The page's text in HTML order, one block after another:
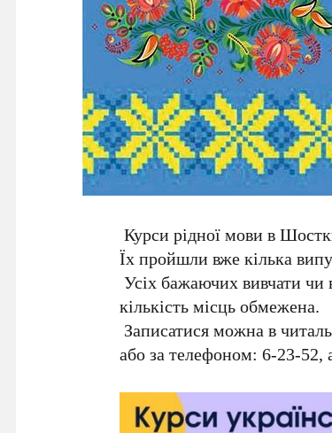
Курси рідної мови в
Їх пройшли вже кілька
Усіх бажаючих вивчати
кількість місць обмежена.
Записатися можна в
або за телефоном: 6-23-52,